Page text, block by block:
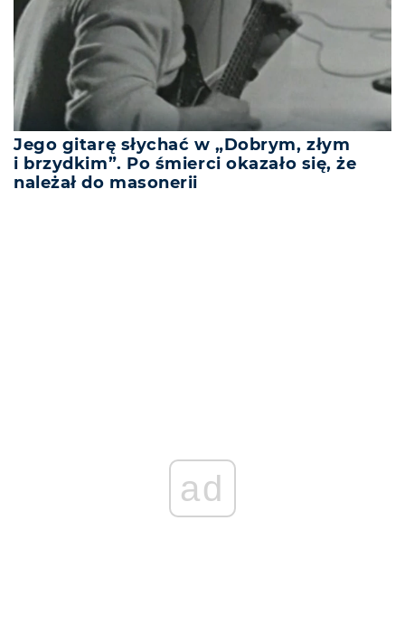
Jego gitarę słychać w „Dobrym, złym
i brzydkim”. Po śmierci okazało się, że
należał do masonerii